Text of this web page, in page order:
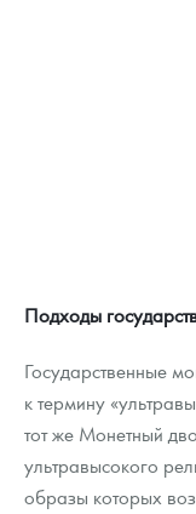
Подходы
Государственные
к термину
тот же Монетный
ультравысокого
образы которых